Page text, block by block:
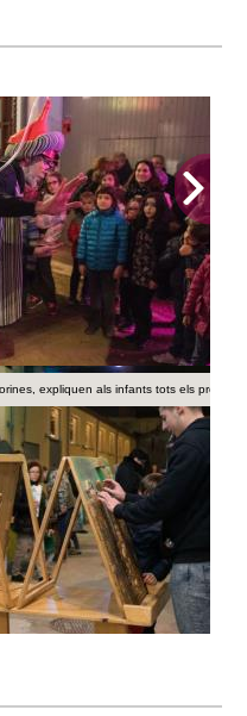
expliquen als infants tots els